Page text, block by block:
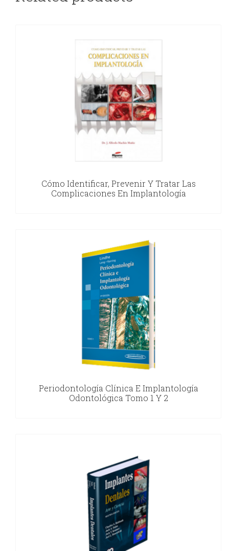
Cómo Identificar, Prevenir Y Tratar Las
Complicaciones En Implantología
Periodontología Clínica E Implantología
Odontológica Tomo 1 Y 2